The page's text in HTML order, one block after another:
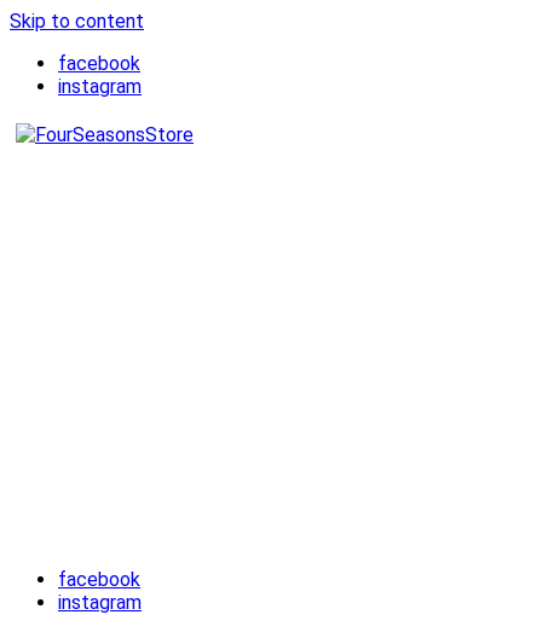
Skip to content
facebook
instagram
facebook
instagram